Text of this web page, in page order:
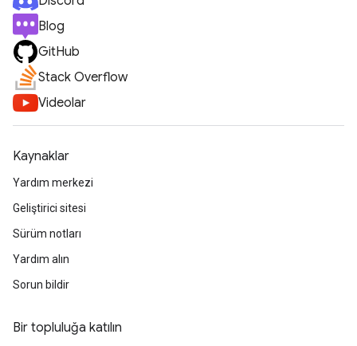
Blog
GitHub
Stack Overflow
Videolar
Kaynaklar
Yardım merkezi
Geliştirici sitesi
Sürüm notları
Yardım alın
Sorun bildir
Bir topluluğa katılın